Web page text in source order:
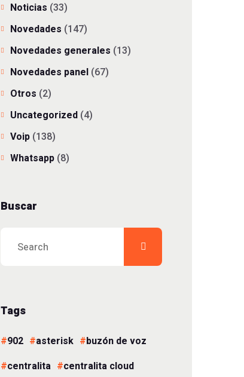
Noticias (33)
Novedades (147)
Novedades generales (13)
Novedades panel (67)
Otros (2)
Uncategorized (4)
Voip (138)
Whatsapp (8)
Buscar
Tags
902 asterisk
buzón de voz
centralita
centralita cloud